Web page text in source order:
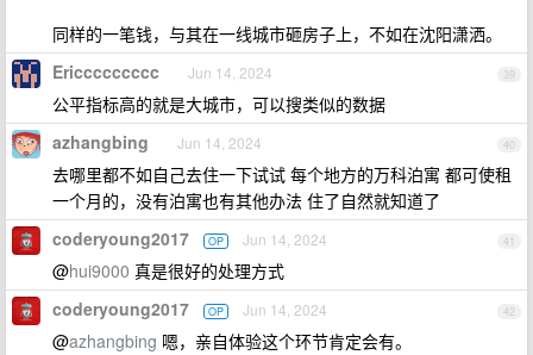
同样的一笔钱，与其在一线城市砸房子上，不如在沈阳潇洒。
39
Ericcccccccc Jun 14, 2024
公平指标高的就是大城市，可以搜类似的数据
40
azhangbing Jun 14, 2024
去哪里都不如自己去住一下试试 每个地方的万科泊寓 都可使租
一个月的，没有泊寓也有其他办法 住了自然就知道了
41
coderyoung2017 OP Jun 14, 2024
@hui9000 真是很好的处理方式
42
coderyoung2017 OP Jun 14, 2024
@azhangbing 嗯，亲自体验这个环节肯定会有。